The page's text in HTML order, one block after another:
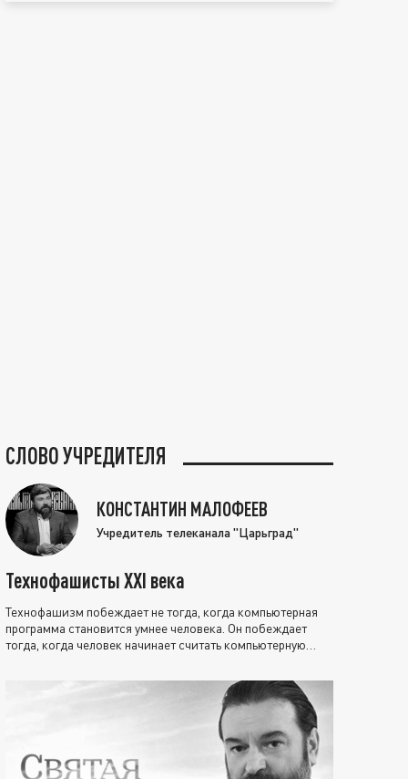
СЛОВО УЧРЕДИТЕЛЯ
КОНСТАНТИН МАЛОФЕЕВ
Учредитель телеканала "Царьград"
Технофашисты XXI века
Технофашизм побеждает не тогда, когда компьютерная
программа становится умнее человека. Он побеждает
тогда, когда человек начинает считать компьютерную